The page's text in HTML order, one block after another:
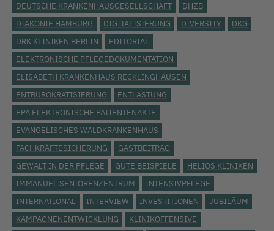
DEUTSCHE KRANKENHAUSGESELLSCHAFT
DHZB
DIAKONIE HAMBURG
DIGITALISIERUNG DIVERSITY
DKG
DRK KLINIKEN BERLIN
EDITORIAL
ELEKTRONISCHE PFLEGEDOKUMENTATION
ELISABETH KRANKENHAUS RECKLINGHAUSEN
ENTBÜROKRATISIERUNG
ENTLASTUNG
EPA ELEKTRONISCHE PATIENTENAKTE
EVANGELISCHES WALDKRANKENHAUS
FACHKRÄFTESICHERUNG
GASTBEITRAG
GEWALT IN DER PFLEGE
GUTE BEISPIELE
HELIOS KLINIKEN
IMMANUEL SENIORENZENTRUM
INTENSIVPFLEGE
INTERNATIONAL
INTERVIEW INVESTITIONEN
JUBILÄUM
KAMPAGNENENTWICKLUNG
KLINIKOFFENSIVE